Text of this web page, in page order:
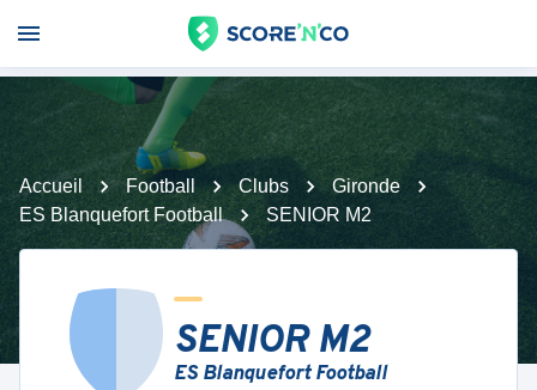
Accueil Football Clubs
Gironde
ES Blanquefort Football
SENIOR M2
SENIOR M2
ES Blanquefort Football